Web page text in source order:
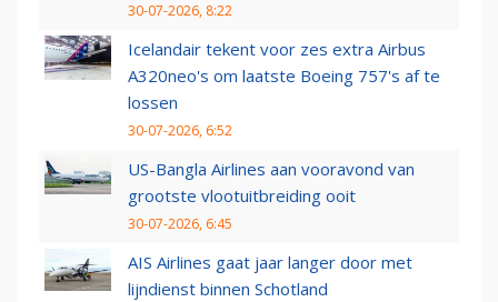
30-07-2026, 8:22
Icelandair tekent voor zes extra Airbus
A320neo's om laatste Boeing 757's af te
lossen
30-07-2026, 6:52
US-Bangla Airlines aan vooravond van
grootste vlootuitbreiding ooit
30-07-2026, 6:45
AIS Airlines gaat jaar langer door met
lijndienst binnen Schotland